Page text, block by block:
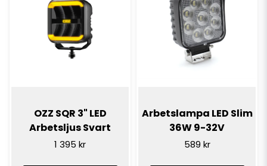
OZZ SQR 3" LED
Arbetsljus Svart
1 395 kr
Arbetslampa LED Slim
36W 9-32V
589 kr